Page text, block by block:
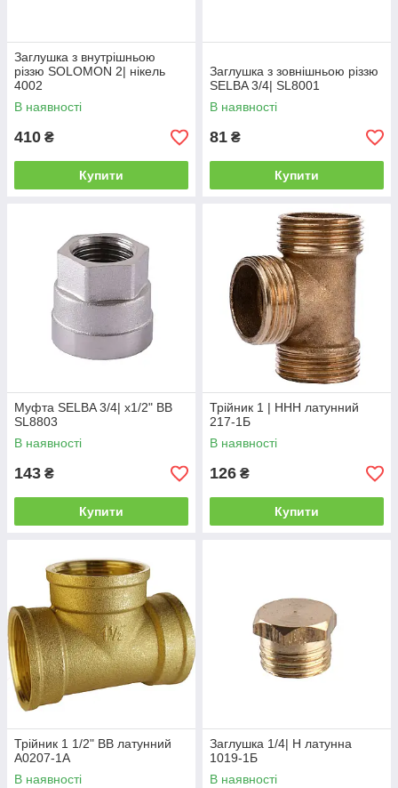
Заглушка з внутрішньою
різзю SOLOMON 2| нікель
4002
В наявності
410 ₴
Купити
Заглушка з зовнішньою різзю
SELBA 3/4| SL8001
В наявності
81 ₴
Купити
Муфта SELBA 3/4| х1/2" ВВ
SL8803
В наявності
143 ₴
Купити
Трійник 1 | ННН латунний
217-1Б
В наявності
126 ₴
Купити
Трійник 1 1/2" ВВ латунний
A0207-1А
В наявності
Заглушка 1/4| Н латунна
1019-1Б
В наявності